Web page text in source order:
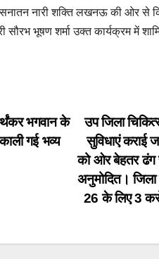
नारी शक्ति लखनऊ की ओर से
सौरभ भूषण शर्मा उक्त कार्यक्रम में
उप जिला
सुविधाएं कराई
को ओर बेहतर ढंग
अनुमोदित।
26 के लिए 3
भगवान के
गई भव्य